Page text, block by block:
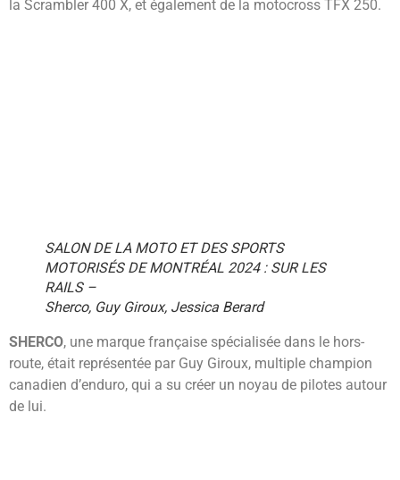
la Scrambler 400 X, et également de la motocross TFX 250.
SALON DE LA MOTO ET DES SPORTS
MOTORISÉS DE MONTRÉAL 2024 : SUR LES
RAILS –
Sherco, Guy Giroux, Jessica Berard
SHERCO, une marque française spécialisée dans le hors-
route, était représentée par Guy Giroux, multiple champion
canadien d’enduro, qui a su créer un noyau de pilotes autour
de lui.